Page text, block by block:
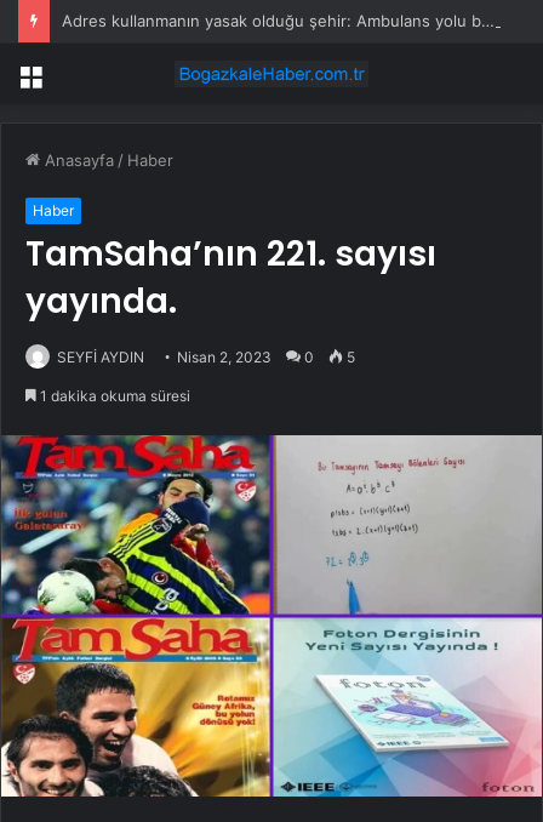
Adres kullanmanın yasak olduğu şehir: Ambulans yolu bulamıyor, kargo gitmiyor
Menü
Anasayfa / Haber
Haber
TamSaha’nın 221. sayısı
yayında.
SEYFİ AYDIN Nisan 2, 2023 0 5
1 dakika okuma süresi